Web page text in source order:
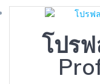
โปร